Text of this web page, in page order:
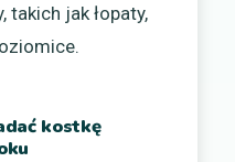
takich jak łopaty,
kostkę